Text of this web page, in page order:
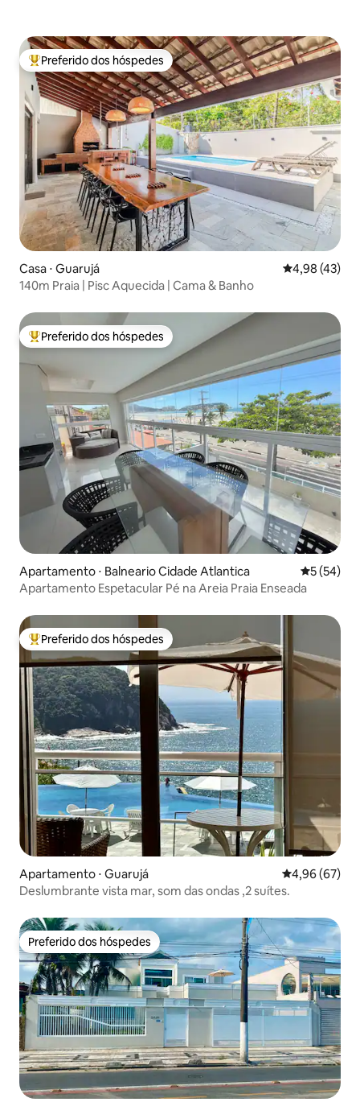
Entre os melhores preferidos dos hóspedes
Preferido dos hóspedes
Casa ⋅ Guarujá 4,98 de uma
4,98 (43)
140m Praia | Pisc Aquecida | Cama & Banho
Entre os melhores preferidos dos hóspedes
Preferido dos hóspedes
Apartamento ⋅ Balneario Cidade Atlantica 5 de uma
5 (54)
Apartamento Espetacular Pé na Areia Praia Enseada
Entre os melhores preferidos dos hóspedes
Preferido dos hóspedes
Apartamento ⋅ Guarujá 4,96 de uma
4,96 (67)
Deslumbrante vista mar, som das ondas ,2 suítes.
Preferido dos hóspedes
Preferido dos hóspedes